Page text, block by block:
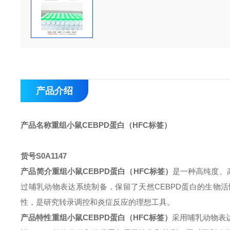
产品介绍
产品名称重组小鼠CEBPD蛋白（HFC标签）
货号S0A1147
产品简介重组小鼠CEBPD蛋白（HFC标签） 是一种高纯度、
过哺乳动物表达系统制备，保留了天然CEBPD蛋白的生物
性，是研究转录调控和炎症反应的理想工具。
产品特性重组小鼠CEBPD蛋白（HFC标签）采用哺乳动物表